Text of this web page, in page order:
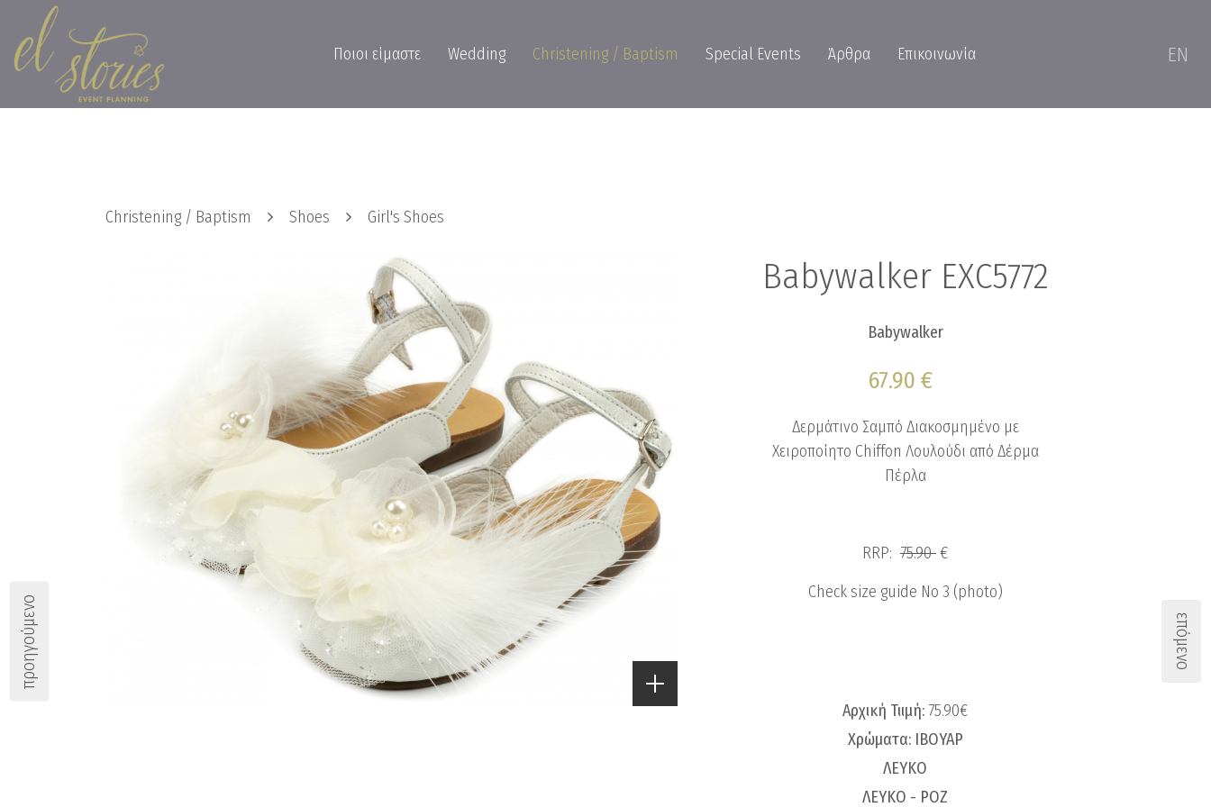
EN
Ποιοι είμαστε Wedding Christening / Baptism Special Events Άρθρα Επικοινωνία
προηγούμενο επόμενο
Christening / Baptism Shoes Girl's Shoes
Babywalker EXC5772
Babywalker
67.90 €
Δερμάτινο Σαμπό Διακοσμημένο με
Χειροποίητο Chiffon Λουλούδι από Δέρμα
Πέρλα
RRP: 75.90€
Check size guide No 3 (photo)
Αρχική Τιιμή: 75.90€
Χρώματα: IBOΥΑΡ
ΛΕΥΚΟ
ΛΕΥΚΟ - ΡΟΖ